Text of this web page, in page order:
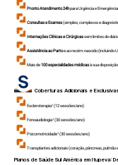
Pronto Atendimento 24hpara Urgência e Emergência.
Consultas e Exames(simples, complexos e
Internações Clínicas e Cirúrgicassem limites de
Assistência ao Partoe ao recém-nascido (incluindo
Mais de100 especialidades médicasà sua disposição.
Coberturas Adicionais e
Escleroterapia¹ (12 sessões/ano)
Fonoaudiologia¹ (30 sessões/ano)
Psicomotricidade¹ (30 sessões/ano)
Transplantes adicionais (coração, pâncreas, pulmão
Planos de Saúde Sul América emItupeva: